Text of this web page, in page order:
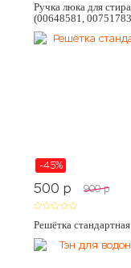
Ручка люка для
(00648581,
-45%
500 p 900 p
Решётка